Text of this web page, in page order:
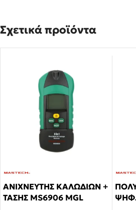
Σχετικά προϊόντα
ΑΝΙΧΝΕΥΤΗΣ ΚΑΛΩΔΙΩΝ +
ΤΑΣΗΣ MS6906 MGL